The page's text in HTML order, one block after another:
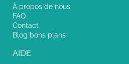
À propos de nous
FAQ
Contact
Blog bons plans
AIDE